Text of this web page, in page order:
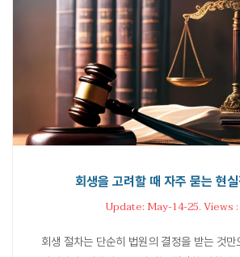
회생을 고려할 때 자주 묻는 현
Update: May-14-25. Views :
회생 절차는 단순히 법원의 결정을 받는 것만